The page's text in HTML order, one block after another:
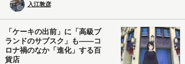
入江敦彦
「ケーキの出前」に「高級ブ
ランドのサブスク」も――コ
ロナ禍のなか「進化」する百
貨店